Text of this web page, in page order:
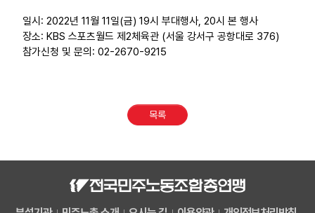
일시: 2022년 11월 11일(금) 19시 부대행사, 20시 본 행사
장소: KBS 스포츠월드 제2체육관 (서울 강서구 공항대로 376)
참가신청 및 문의: 02-2670-9215
목록